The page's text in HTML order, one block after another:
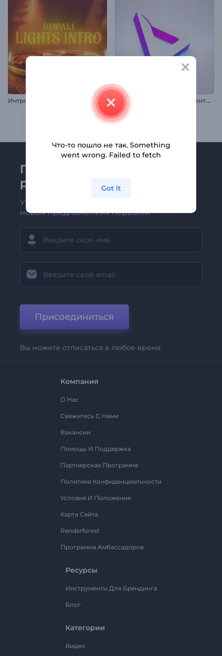
Интро: Огни Дивали А
нимация лого: Иридисцентный минимализм
Присоединяйтесь к
рассылке Renderforest
Узнавайте о последних новостях и
новых предложениях первыми
Присоединиться
Вы можете отписаться в любое время
Компания
О Нас
Свяжитесь С Нами
Вакансии
Помощь И Поддержка
Партнерская Программа
Политика Конфиденциальности
Условия И Положения
Карта Сайта
Renderforest
Программа Амбассадоров
Ресурсы
Инструменты Для Брендинга
Блог
Категории
Видео
Что-то пошло не так. Something
went wrong. Failed to fetch
Got it